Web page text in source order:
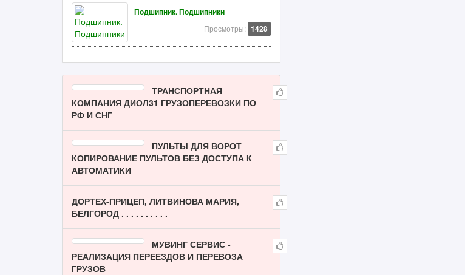
Подшипник. Подшипники
Просмотры: 1428
ТРАНСПОРТНАЯ
КОМПАНИЯ ДИОЛ31 ГРУЗОПЕРЕВОЗКИ ПО
РФ И СНГ
ПУЛЬТЫ ДЛЯ ВОРОТ
КОПИРОВАНИЕ ПУЛЬТОВ БЕЗ ДОСТУПА К
АВТОМАТИКИ
ДОРТЕХ-ПРИЦЕП, ЛИТВИНОВА МАРИЯ,
БЕЛГОРОД . . . . . . . . . .
МУВИНГ СЕРВИС -
РЕАЛИЗАЦИЯ ПЕРЕЕЗДОВ И ПЕРЕВОЗА
ГРУЗОВ